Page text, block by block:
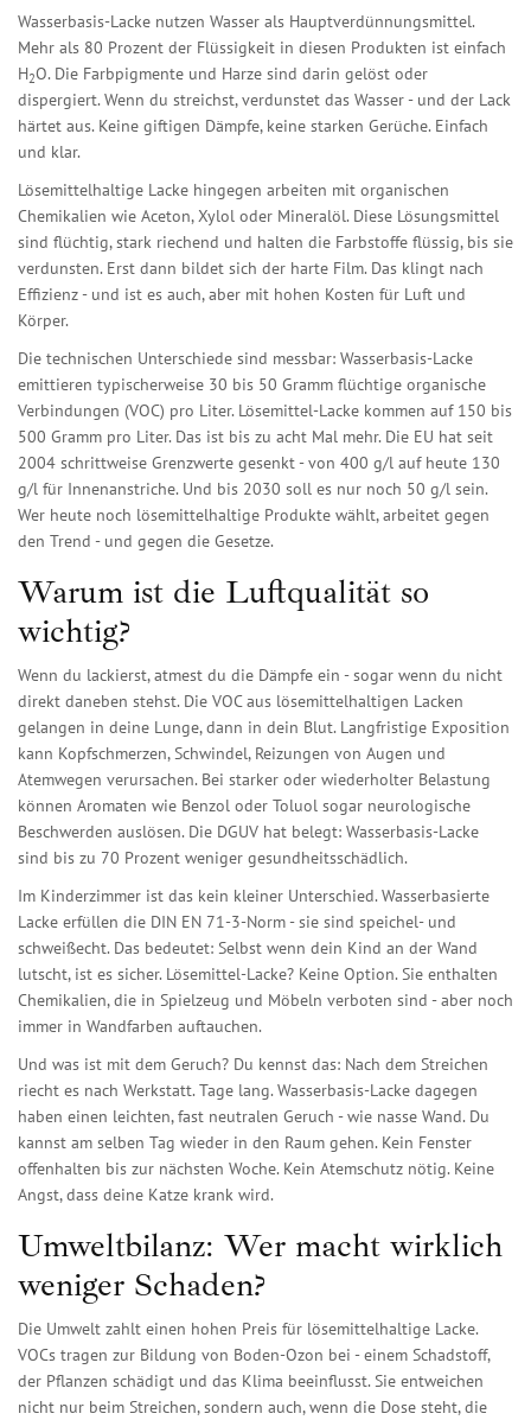
Wasserbasis-Lacke nutzen Wasser als Hauptverdünnungsmittel.
Mehr als 80 Prozent der Flüssigkeit in diesen Produkten ist einfach
H2O. Die Farbpigmente und Harze sind darin gelöst oder
dispergiert. Wenn du streichst, verdunstet das Wasser - und der Lack
härtet aus. Keine giftigen Dämpfe, keine starken Gerüche. Einfach
und klar.
Lösemittelhaltige Lacke hingegen arbeiten mit organischen
Chemikalien wie Aceton, Xylol oder Mineralöl. Diese Lösungsmittel
sind flüchtig, stark riechend und halten die Farbstoffe flüssig, bis sie
verdunsten. Erst dann bildet sich der harte Film. Das klingt nach
Effizienz - und ist es auch, aber mit hohen Kosten für Luft und
Körper.
Die technischen Unterschiede sind messbar: Wasserbasis-Lacke
emittieren typischerweise 30 bis 50 Gramm flüchtige organische
Verbindungen (VOC) pro Liter. Lösemittel-Lacke kommen auf 150 bis
500 Gramm pro Liter. Das ist bis zu acht Mal mehr. Die EU hat seit
2004 schrittweise Grenzwerte gesenkt - von 400 g/l auf heute 130
g/l für Innenanstriche. Und bis 2030 soll es nur noch 50 g/l sein.
Wer heute noch lösemittelhaltige Produkte wählt, arbeitet gegen
den Trend - und gegen die Gesetze.
Warum ist die Luftqualität so
wichtig?
Wenn du lackierst, atmest du die Dämpfe ein - sogar wenn du nicht
direkt daneben stehst. Die VOC aus lösemittelhaltigen Lacken
gelangen in deine Lunge, dann in dein Blut. Langfristige Exposition
kann Kopfschmerzen, Schwindel, Reizungen von Augen und
Atemwegen verursachen. Bei starker oder wiederholter Belastung
können Aromaten wie Benzol oder Toluol sogar neurologische
Beschwerden auslösen. Die DGUV hat belegt: Wasserbasis-Lacke
sind bis zu 70 Prozent weniger gesundheitsschädlich.
Im Kinderzimmer ist das kein kleiner Unterschied. Wasserbasierte
Lacke erfüllen die DIN EN 71-3-Norm - sie sind speichel- und
schweißecht. Das bedeutet: Selbst wenn dein Kind an der Wand
lutscht, ist es sicher. Lösemittel-Lacke? Keine Option. Sie enthalten
Chemikalien, die in Spielzeug und Möbeln verboten sind - aber noch
immer in Wandfarben auftauchen.
Und was ist mit dem Geruch? Du kennst das: Nach dem Streichen
riecht es nach Werkstatt. Tage lang. Wasserbasis-Lacke dagegen
haben einen leichten, fast neutralen Geruch - wie nasse Wand. Du
kannst am selben Tag wieder in den Raum gehen. Kein Fenster
offenhalten bis zur nächsten Woche. Kein Atemschutz nötig. Keine
Angst, dass deine Katze krank wird.
Umweltbilanz: Wer macht wirklich
weniger Schaden?
Die Umwelt zahlt einen hohen Preis für lösemittelhaltige Lacke.
VOCs tragen zur Bildung von Boden-Ozon bei - einem Schadstoff,
der Pflanzen schädigt und das Klima beeinflusst. Sie entweichen
nicht nur beim Streichen, sondern auch, wenn die Dose steht, die